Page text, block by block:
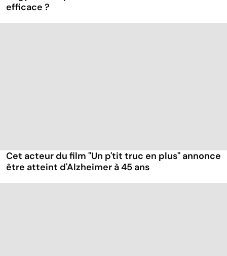
efficace ?
Cet acteur du film "Un p'tit truc en plus" annonce
être atteint d'Alzheimer à 45 ans